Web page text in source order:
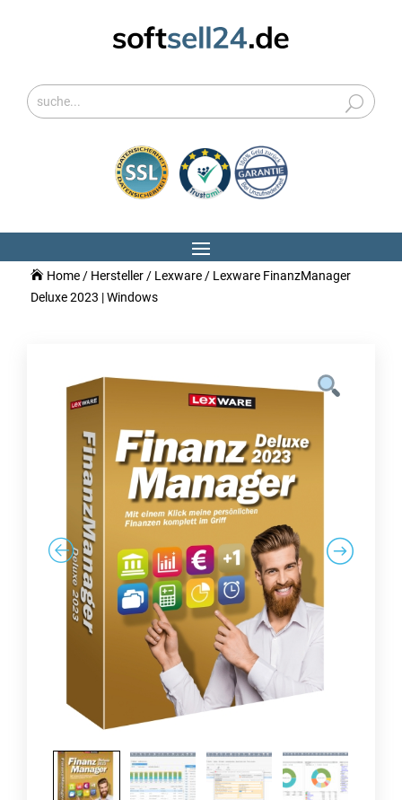
Home/ Hersteller/ Lexware/ Lexware FinanzManager
Deluxe 2023 | Windows